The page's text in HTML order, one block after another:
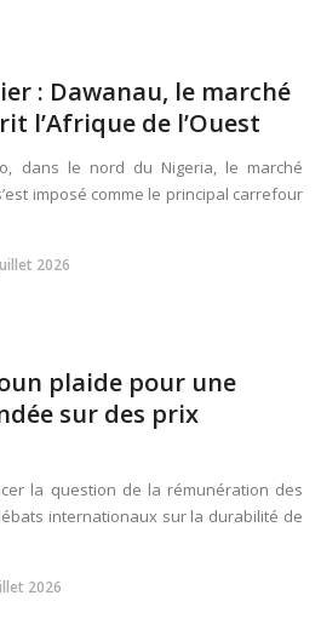
: Dawanau, le marché
l’Afrique de l’Ouest
dans le nord du Nigeria, le marché
imposé comme le principal carrefour
2026
plaide pour une
sur des prix
la question de la rémunération des
internationaux sur la durabilité de
2026